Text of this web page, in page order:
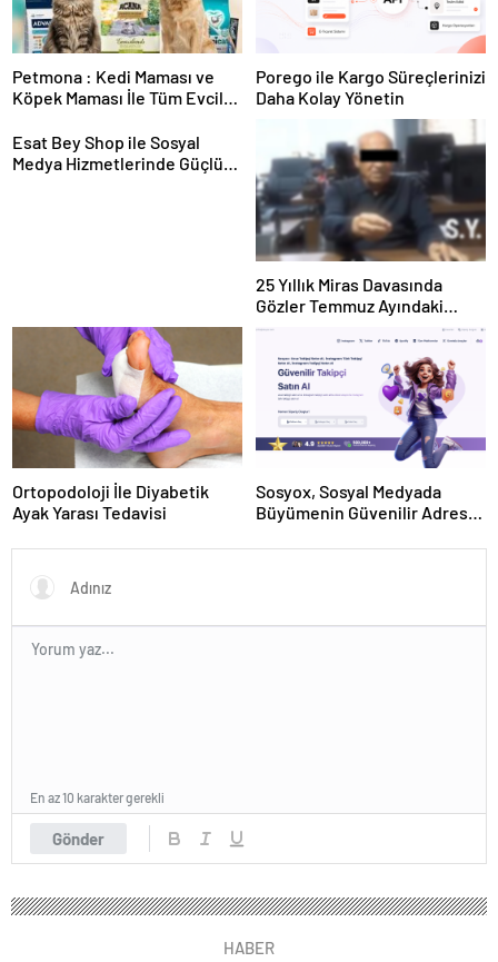
Petmona : Kedi Maması ve
Köpek Maması İle Tüm Evcil
Porego ile Kargo Süreçlerinizi
Daha Kolay Yönetin
Esat Bey Shop ile Sosyal
Medya Hizmetlerinde Güçlü
25 Yıllık Miras Davasında
Gözler Temmuz Ayındaki
Karar Duruşmasına Çevrildi
Ortopodoloji İle Diyabetik
Ayak Yarası Tedavisi
Sosyox, Sosyal Medyada
Büyümenin Güvenilir Adresi
Gönder
En az 10 karakter gerekli
HABER